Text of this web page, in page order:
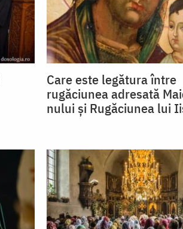
Care este legătura între
rugăciunea adresată
nului și Rugăciunea lui